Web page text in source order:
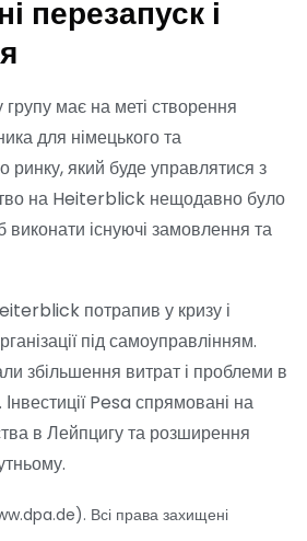
перезапуск і
групу має на меті створення
для німецького та
ринку, який буде управлятися з
на Heiterblick нещодавно було
існуючі замовлення та
потрапив у кризу і
під самоуправлінням.
збільшення витрат і проблеми в
Pesa спрямовані на
в Лейпцигу та розширення
Всі права захищені